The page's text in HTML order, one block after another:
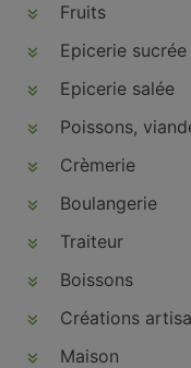
Fruits
Epicerie sucrée
Epicerie salée
Poissons,
Crèmerie
Boulangerie
Traiteur
Boissons
Créations
Maison